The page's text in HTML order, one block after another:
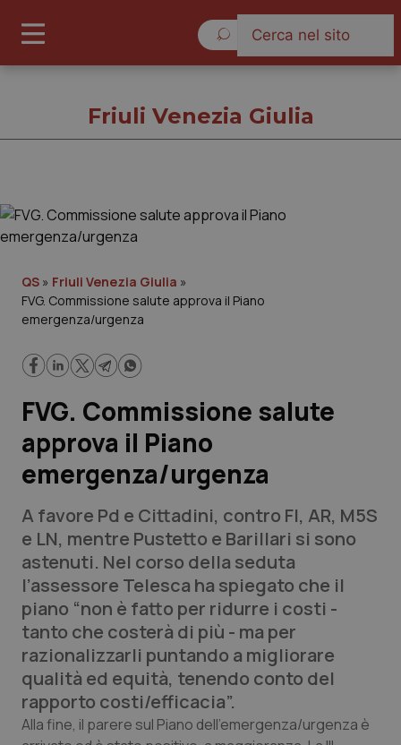
Governo e Parlamento
Regioni e Asl
Lavoro e Professioni
Scienza e Farmaci
Studi e Analisi
Lettere al direttore
Edizioni Regionali
QS Pro
Professionisti Sanitari.AI
Abruzzo
QS Pro Gold
Friuli Venezia Giulia
QS » Friuli Venezia Giulia »
FVG. Commissione salute approva il Piano
emergenza/urgenza
FVG. Commissione salute
approva il Piano
emergenza/urgenza
A favore Pd e Cittadini, contro FI, AR, M5S
e LN, mentre Pustetto e Barillari si sono
astenuti. Nel corso della seduta
l’assessore Telesca ha spiegato che il
piano “non è fatto per ridurre i costi -
tanto che costerà di più - ma per
razionalizzarli puntando a migliorare
qualità ed equità, tenendo conto del
rapporto costi/efficacia”.
Alla fine, il parere sul Piano dell'emergenza/urgenza è